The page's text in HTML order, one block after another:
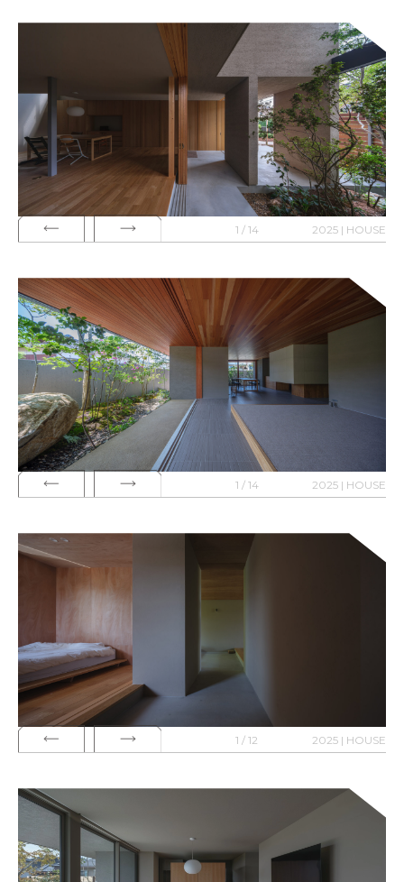
1 / 14 2025 | HOUSE
1 / 14 2025 | HOUSE
1 / 12 2025 | HOUSE